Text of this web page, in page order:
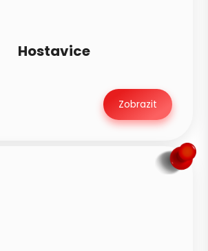
Hostavice
Zobrazit